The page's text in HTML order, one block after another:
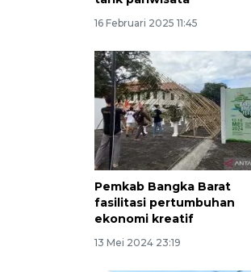
16 Februari 2025 11:45
Pemkab Bangka Barat
fasilitasi pertumbuhan
ekonomi kreatif
13 Mei 2024 23:19